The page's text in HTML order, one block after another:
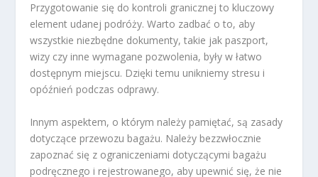
Przygotowanie się do kontroli granicznej to kluczowy
element udanej podróży. Warto zadbać o to, aby
wszystkie niezbędne dokumenty, takie jak paszport,
wizy czy inne wymagane pozwolenia, były w łatwo
dostępnym miejscu. Dzięki temu unikniemy stresu i
opóźnień podczas odprawy.
Innym aspektem, o którym należy pamiętać, są zasady
dotyczące przewozu bagażu. Należy bezzwłocznie
zapoznać się z ograniczeniami dotyczącymi bagażu
podręcznego i rejestrowanego, aby upewnić się, że nie